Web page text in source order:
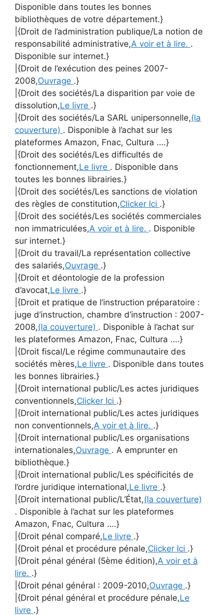
Disponible dans toutes les bonnes
bibliothèques de votre département.}
|{Droit de l’administration publique/La notion de
responsabilité administrative,A voir et à lire. .
Disponible sur internet.}
|{Droit de l’exécution des peines 2007-
2008,Ouvrage .}
|{Droit des sociétés/La disparition par voie de
dissolution,Le livre .}
|{Droit des sociétés/La SARL unipersonnelle,(la
couverture) . Disponible à l’achat sur les
plateformes Amazon, Fnac, Cultura ….}
|{Droit des sociétés/Les difficultés de
fonctionnement,Le livre . Disponible dans
toutes les bonnes librairies.}
|{Droit des sociétés/Les sanctions de violation
des règles de constitution,Clicker Ici .}
|{Droit des sociétés/Les sociétés commerciales
non immatriculées,A voir et à lire. . Disponible
sur internet.}
|{Droit du travail/La représentation collective
des salariés,Ouvrage .}
|{Droit et déontologie de la profession
d’avocat,Le livre .}
|{Droit et pratique de l’instruction préparatoire :
juge d’instruction, chambre d’instruction : 2007-
2008,(la couverture) . Disponible à l’achat sur
les plateformes Amazon, Fnac, Cultura ….}
|{Droit fiscal/Le régime communautaire des
sociétés mères,Le livre . Disponible dans toutes
les bonnes librairies.}
|{Droit international public/Les actes juridiques
conventionnels,Clicker Ici .}
|{Droit international public/Les actes juridiques
non conventionnels,A voir et à lire. .}
|{Droit international public/Les organisations
internationales,Ouvrage . A emprunter en
bibliothèque.}
|{Droit international public/Les spécificités de
l’ordre juridique international,Le livre .}
|{Droit international public/L’État,(la couverture)
. Disponible à l’achat sur les plateformes
Amazon, Fnac, Cultura ….}
|{Droit pénal comparé,Le livre .}
|{Droit pénal et procédure pénale,Clicker Ici .}
|{Droit pénal général (5ème édition),A voir et à
lire. .}
|{Droit pénal général : 2009-2010,Ouvrage .}
|{Droit pénal général et procédure pénale,Le
livre .}